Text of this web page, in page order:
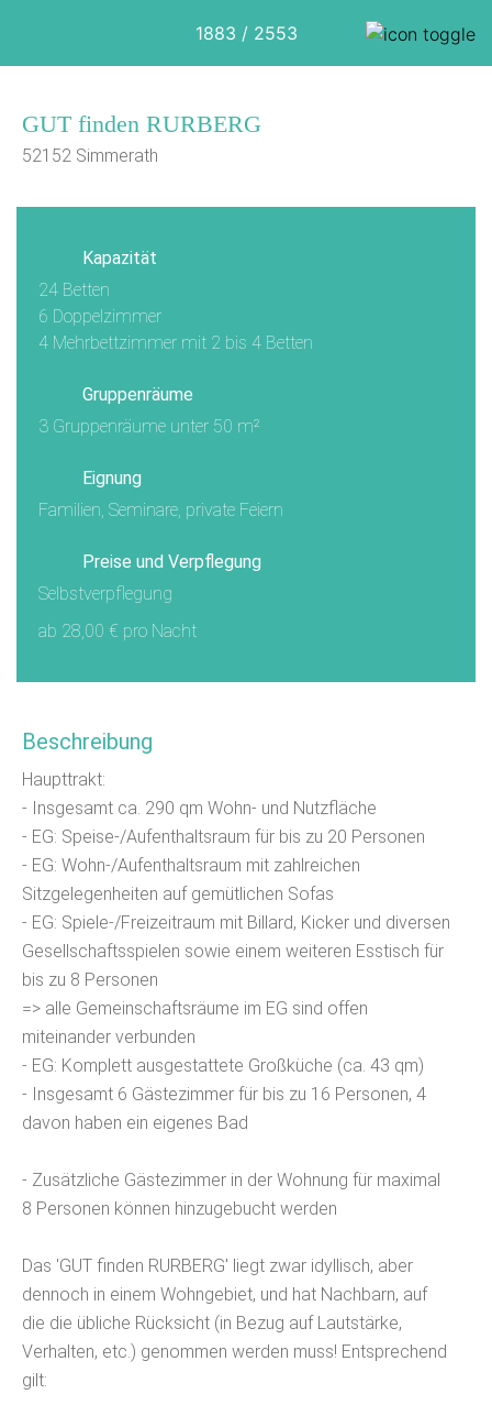
1883 / 2553
GUT finden RURBERG
52152 Simmerath
Kapazität
24 Betten
6 Doppelzimmer
4 Mehrbettzimmer mit 2 bis 4 Betten
Gruppenräume
3 Gruppenräume unter 50 m²
Eignung
Familien, Seminare, private Feiern
Preise und Verpflegung
Selbstverpflegung
ab 28,00 € pro Nacht
Beschreibung
Haupttrakt:
- Insgesamt ca. 290 qm Wohn- und Nutzfläche
- EG: Speise-/Aufenthaltsraum für bis zu 20 Personen
- EG: Wohn-/Aufenthaltsraum mit zahlreichen
Sitzgelegenheiten auf gemütlichen Sofas
- EG: Spiele-/Freizeitraum mit Billard, Kicker und diversen
Gesellschaftsspielen sowie einem weiteren Esstisch für
bis zu 8 Personen
=> alle Gemeinschaftsräume im EG sind offen
miteinander verbunden
- EG: Komplett ausgestattete Großküche (ca. 43 qm)
- Insgesamt 6 Gästezimmer für bis zu 16 Personen, 4
davon haben ein eigenes Bad
- Zusätzliche Gästezimmer in der Wohnung für maximal
8 Personen können hinzugebucht werden
Das 'GUT finden RURBERG' liegt zwar idyllisch, aber
dennoch in einem Wohngebiet, und hat Nachbarn, auf
die die übliche Rücksicht (in Bezug auf Lautstärke,
Verhalten, etc.) genommen werden muss! Entsprechend
gilt: